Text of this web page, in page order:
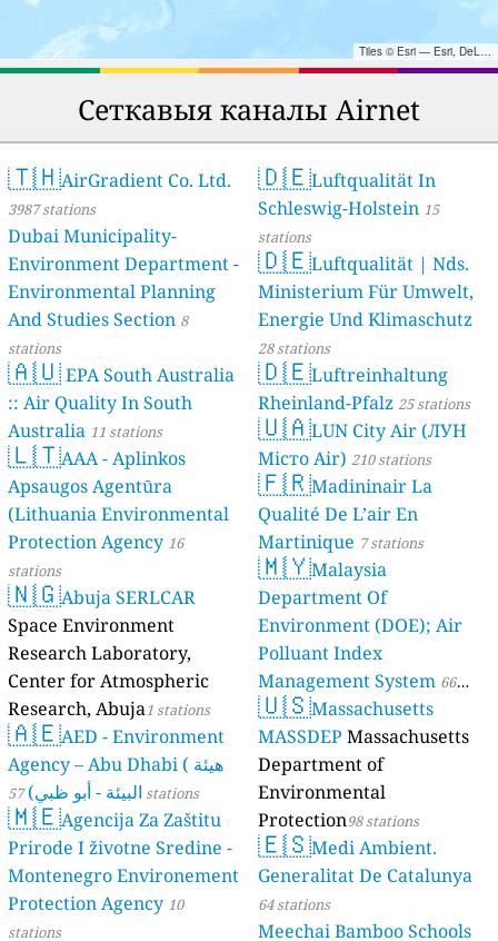
Сеткавыя каналы Airnet
🇹🇭AirGradient Co. Ltd.
3987 stations
Dubai Municipality-
Environment Department -
Environmental Planning
And Studies Section 8
stations
🇦🇺EPA South Australia
:: Air Quality In South
Australia 11 stations
🇱🇹AAA - Aplinkos
Apsaugos Agentūra
(Lithuania Environmental
Protection Agency 16
stations
🇳🇬Abuja SERLCAR
Space Environment
Research Laboratory,
Center for Atmospheric
Research, Abuja1 stations
🇦🇪AED - Environment
Agency – Abu Dhabi ( هيئة
البيئة - أبو ظبي) 57 stations
🇲🇪Agencija Za Zaštitu
Prirode I životne Sredine -
Montenegro Environement
Protection Agency 10
stations
🇩🇪Luftqualität In
Schleswig-Holstein 15
stations
🇩🇪Luftqualität | Nds.
Ministerium Für Umwelt,
Energie Und Klimaschutz
28 stations
🇩🇪Luftreinhaltung
Rheinland-Pfalz 25 stations
🇺🇦LUN City Air (ЛУН
Місто Air) 210 stations
🇫🇷Madininair La
Qualité De L’air En
Martinique 7 stations
🇲🇾Malaysia
Department Of
Environment (DOE); Air
Polluant Index
Management System 66
stations
🇺🇸Massachusetts
MASSDEP Massachusetts
Department of
Environmental
Protection98 stations
🇪🇸Medi Ambient.
Generalitat De Catalunya
64 stations
Meechai Bamboo Schools